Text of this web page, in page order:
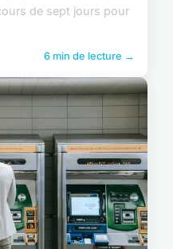
de sept jours pour
6 min de lecture →